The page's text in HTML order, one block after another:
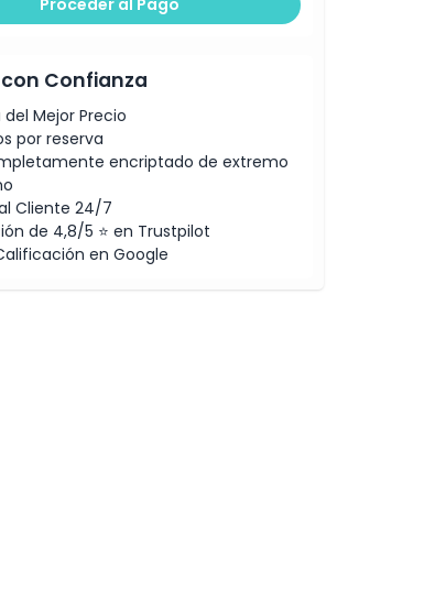
Proceder al Pago
Confianza
Mejor Precio
por reserva
encriptado de extremo
Cliente 24/7
de 4,8/5 ⭐ en Trustpilot
en Google